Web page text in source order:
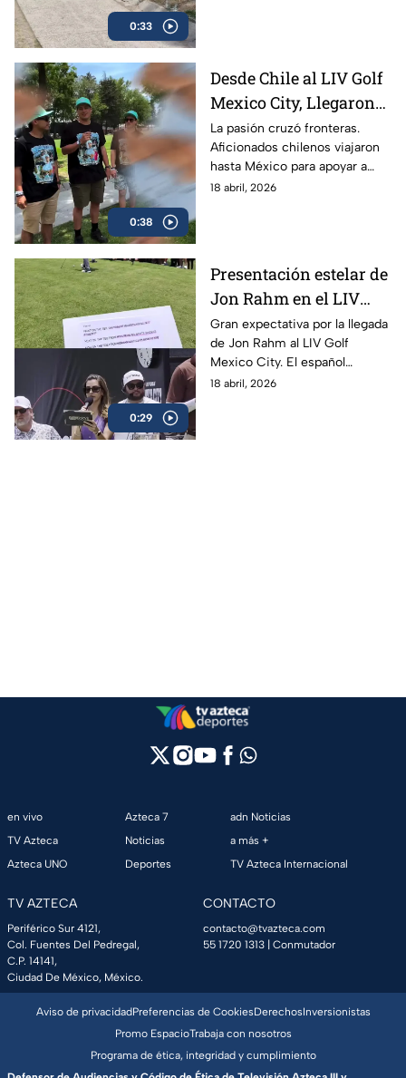
0:33
0:38
Desde Chile al LIV Golf
Mexico City, Llegaron
los seguidores de
Joaquín Niemann
La pasión cruzó fronteras.
Aficionados chilenos viajaron
hasta México para apoyar a
Joaquín Niemann en el LIV
18 abril, 2026
0:29
Presentación estelar de
Jon Rahm en el LIV
Golf Mexico City, El
español fue uno de los
más buscados
Gran expectativa por la llegada
de Jon Rahm al LIV Golf
Mexico City. El español
acaparó miradas y se convirtió
18 abril, 2026
en vivo
TV Azteca
Azteca UNO
Azteca 7
Noticias
Deportes
adn Noticias
a más +
TV Azteca Internacional
TV AZTECA
Periférico Sur 4121,
Col. Fuentes Del Pedregal,
C.P. 14141,
Ciudad De México, México.
CONTACTO
contacto@tvazteca.com
55 1720 1313 | Conmutador
Aviso de privacidadPreferencias de CookiesDerechosInversionistas
Promo EspacioTrabaja con nosotros
Programa de ética, integridad y cumplimiento